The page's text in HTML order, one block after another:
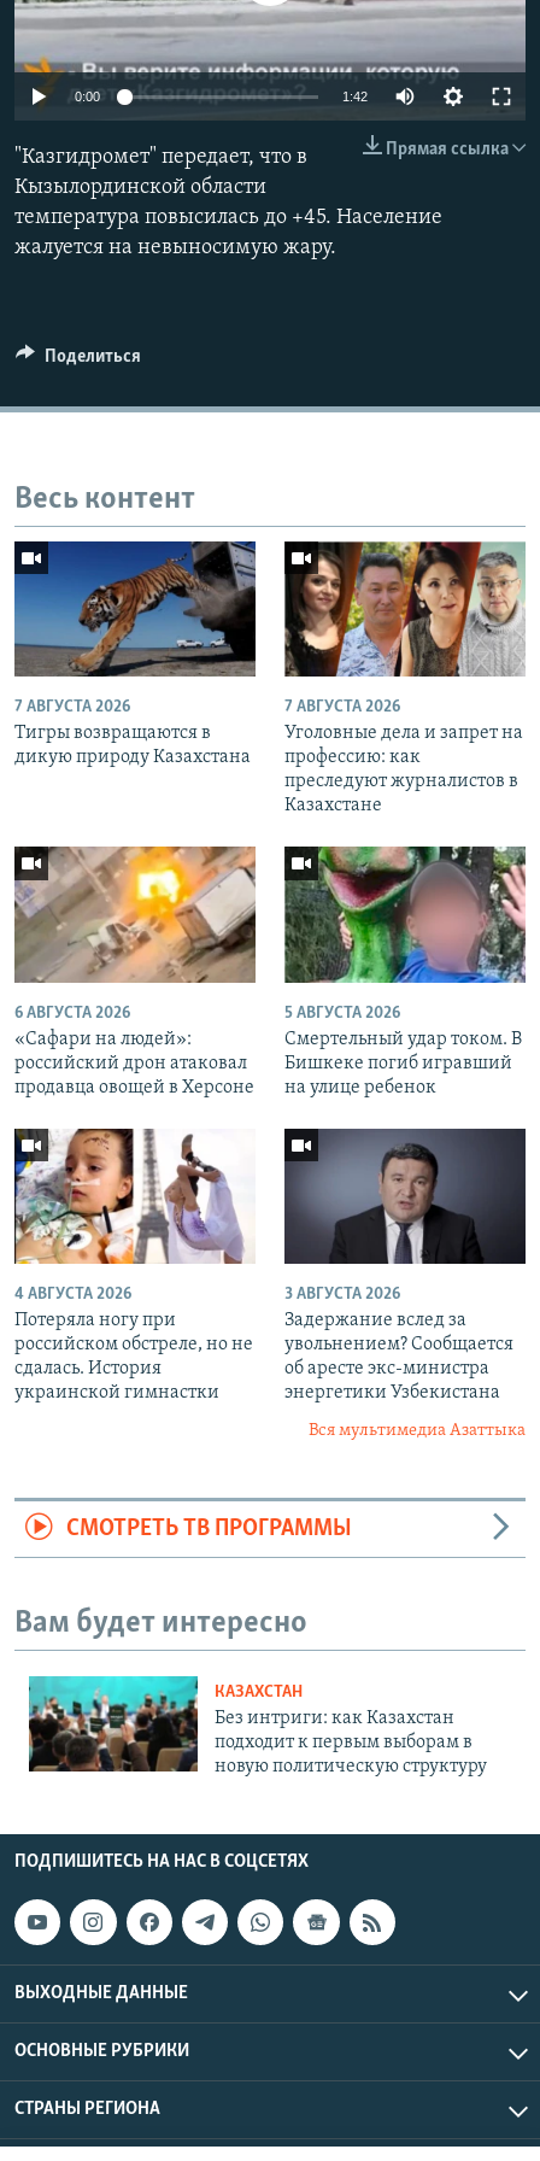
0:00 1:42
Прямая ссылка
"Казгидромет" передает, что в
Кызылординской области
температура повысилась до +45. Население
жалуется на невыносимую жару.
Поделиться
Весь контент
7 АВГУСТА 2026
Тигры возвращаются в
дикую природу Казахстана
7 АВГУСТА 2026
Уголовные дела и запрет на
профессию: как
преследуют журналистов в
Казахстане
6 АВГУСТА 2026
«Cафари на людей»:
российский дрон атаковал
продавца овощей в Херсоне
5 АВГУСТА 2026
Смертельный удар током. В
Бишкеке погиб игравший
на улице ребенок
4 АВГУСТА 2026
Потеряла ногу при
российском обстреле, но не
сдалась. История
украинской гимнастки
3 АВГУСТА 2026
Задержание вслед за
увольнением? Сообщается
об аресте экс-министра
энергетики Узбекистана
Вся мультимедиа Азаттыка
СМОТРЕТЬ ТВ ПРОГРАММЫ
Вам будет интересно
КАЗАХСТАН
Без интриги: как Казахстан
подходит к первым выборам в
новую политическую структуру
ПОДПИШИТЕСЬ НА НАС В СОЦСЕТЯХ
ВЫХОДНЫЕ ДАННЫЕ
ОСНОВНЫЕ РУБРИКИ
СТРАНЫ РЕГИОНА